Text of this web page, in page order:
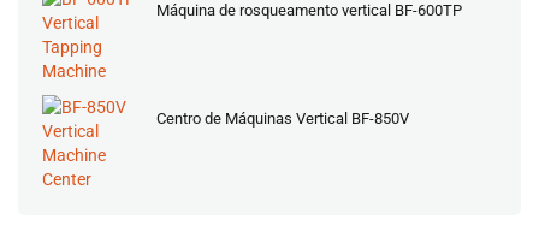
Máquina de rosqueamento vertical BF-600TP
Centro de Máquinas Vertical BF-850V